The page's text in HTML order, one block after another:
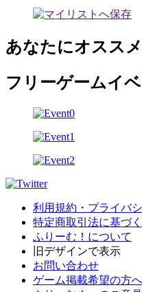
あなたにオスス
フリーゲームイ
利用規約・プライバ
特定商取引法に基づ
ふりーむ！について
旧デザインで表示
お問い合わせ
ゲーム掲載希望の方へ